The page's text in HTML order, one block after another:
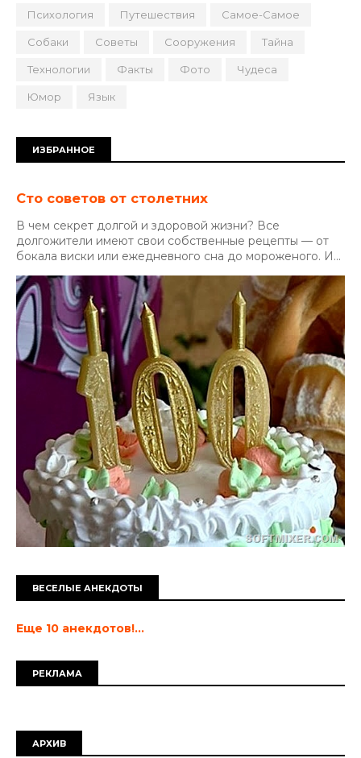
Психология Путешествия Самое-Самое
Собаки Советы Сооружения Тайна
Технологии Факты Фото Чудеса
Юмор Язык
ИЗБРАННОЕ
Сто советов от столетних
В чем секрет долгой и здоровой жизни? Все
долгожители имеют свои собственные рецепты — от
бокала виски или ежедневного сна до мороженого. И...
ВЕСЕЛЫЕ АНЕКДОТЫ
Еще 10 анекдотов!...
РЕКЛАМА
АРХИВ